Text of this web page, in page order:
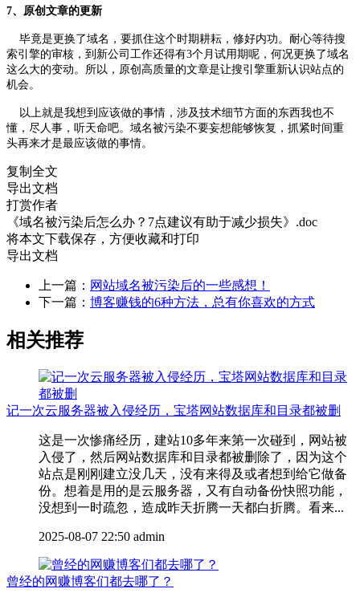
7、原创文章的更新
毕竟是更换了域名，要抓住这个时期耕耘，修好内功。耐心等待搜
索引擎的审核，到新公司工作还得有3个月试用期呢，何况更换了域名
这么大的变动。所以，原创高质量的文章是让搜引擎重新认识站点的
机会。
以上就是我想到应该做的事情，涉及技术细节方面的东西我也不
懂，尽人事，听天命吧。域名被污染不要妄想能够恢复，抓紧时间重
头再来才是最应该做的事情。
复制全文
导出文档
打赏作者
《域名被污染后怎么办？7点建议有助于减少损失》.doc
将本文下载保存，方便收藏和打印
导出文档
上一篇： 网站域名被污染后的一些感想！
下一篇： 博客赚钱的6种方法，总有你喜欢的方式
相关推荐
记一次云服务器被入侵经历，宝塔网站数据库和目录都被删
这是一次惨痛经历，建站10多年来第一次碰到，网站被
入侵了，然后网站数据库和目录都被删除了，因为这个
站点是刚刚建立没几天，没有来得及或者想到给它做备
份。想着是用的是云服务器，又有自动备份快照功能，
没想到一时疏忽，造成昨天折腾一天都白折腾。看来...
2025-08-07 22:50 admin
曾经的网赚博客们都去哪了？